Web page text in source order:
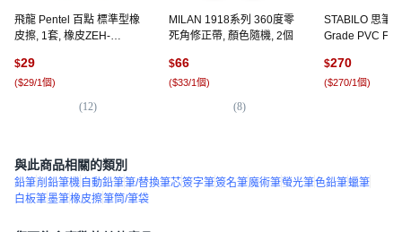
飛龍 Pentel 百點 標準型橡
皮擦, 1套, 橡皮ZEH-
$29
($29/1個)
(12)
MILAN 1918系列 360度零
死角修正帶, 顏色隨機, 2個
$66
($33/1個)
(8)
STABILO 思筆
Grade PVC
色, 1盒
$270
($270/1個)
與此商品相關的類別
鉛筆削鉛筆機 自動鉛筆筆/替換筆芯簽字筆簽名筆魔術筆螢光筆色鉛筆蠟筆
白板筆墨筆橡皮擦筆筒/筆袋